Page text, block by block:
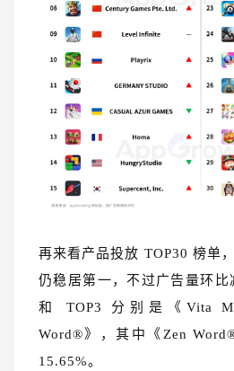
再来看产品投放 TOP30 榜单，
仍稳居第一，不过广告量环比
和 TOP3 分别是《Vita
Word®》，其中《Zen
15.65%。